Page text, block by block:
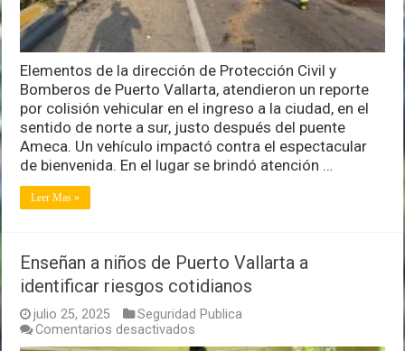
Elementos de la dirección de Protección Civil y
Bomberos de Puerto Vallarta, atendieron un reporte
por colisión vehicular en el ingreso a la ciudad, en el
sentido de norte a sur, justo después del puente
Ameca. Un vehículo impactó contra el espectacular
de bienvenida. En el lugar se brindó atención …
Leer Mas »
Enseñan a niños de Puerto Vallarta a
identificar riesgos cotidianos
julio 25, 2025
Seguridad Publica
Comentarios desactivados
Enseñan